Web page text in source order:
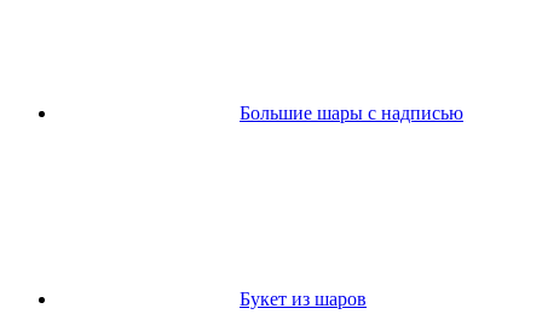
Большие шары с надписью
Букет из шаров